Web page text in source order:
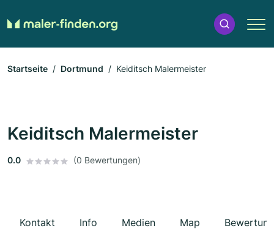
Startseite Dortmund Keiditsch Malermeister
Keiditsch Malermeister
0.0 (0 Bewertungen)
Kontakt Info Medien Map